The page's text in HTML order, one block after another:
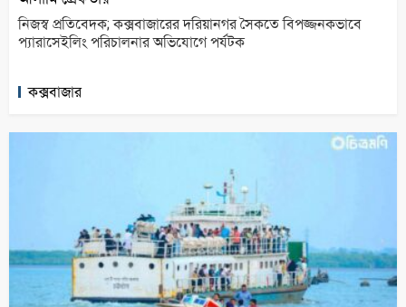
নিজস্ব প্রতিবেদক; কক্সবাজারের দরিয়ানগর সৈকতে বিপজ্জনকভাবে
প্যারাসেইলিং পরিচালনার অভিযোগে পর্যটক
কক্সবাজার